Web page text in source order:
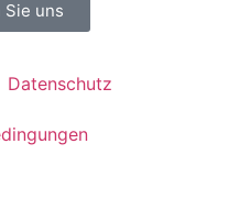
Sie uns
Datenschutz